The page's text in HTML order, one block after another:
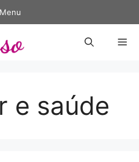
Menu
e saúde